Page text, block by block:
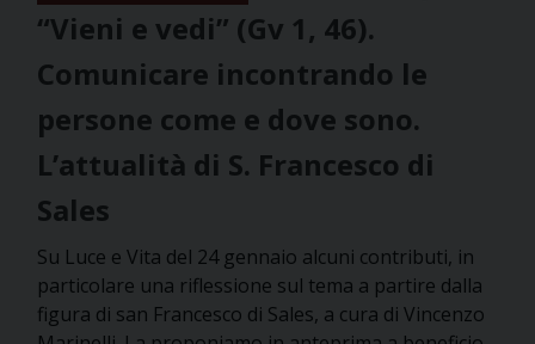
“Vieni e vedi” (Gv 1, 46).
Comunicare incontrando le
persone come e dove sono.
L’attualità di S. Francesco di
Sales
Su Luce e Vita del 24 gennaio alcuni contributi, in
particolare una riflessione sul tema a partire dalla
figura di san Francesco di Sales, a cura di Vincenzo